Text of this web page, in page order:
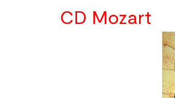
CD Mozart